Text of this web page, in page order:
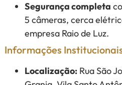
Segurança completa
5 câmeras, cerca
empresa Raio de Luz.
Informações
Localização: Rua São